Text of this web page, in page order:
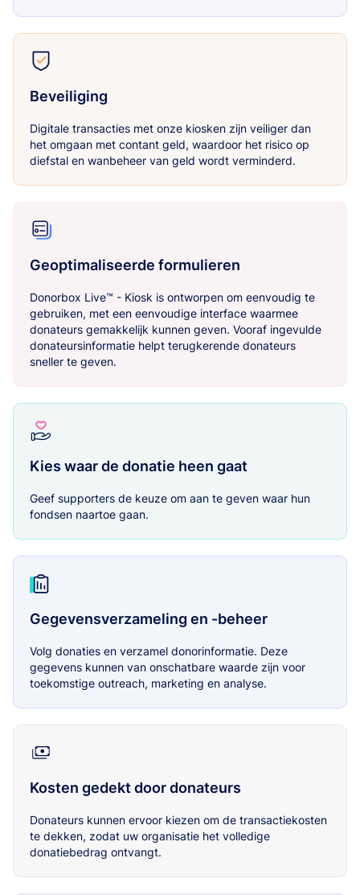
Beveiliging
Digitale transacties met onze kiosken zijn veiliger dan
het omgaan met contant geld, waardoor het risico op
diefstal en wanbeheer van geld wordt verminderd.
Geoptimaliseerde formulieren
Donorbox Live™ - Kiosk is ontworpen om eenvoudig te
gebruiken, met een eenvoudige interface waarmee
donateurs gemakkelijk kunnen geven. Vooraf ingevulde
donateursinformatie helpt terugkerende donateurs
sneller te geven.
Kies waar de donatie heen gaat
Geef supporters de keuze om aan te geven waar hun
fondsen naartoe gaan.
Gegevensverzameling en -beheer
Volg donaties en verzamel donorinformatie. Deze
gegevens kunnen van onschatbare waarde zijn voor
toekomstige outreach, marketing en analyse.
Kosten gedekt door donateurs
Donateurs kunnen ervoor kiezen om de transactiekosten
te dekken, zodat uw organisatie het volledige
donatiebedrag ontvangt.